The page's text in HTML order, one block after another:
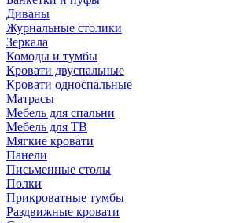
Диваны
Журнальные столики
Зеркала
Комоды и тумбы
Кровати двуспальные
Кровати односпальные
Матрасы
Мебель для спальни
Мебель для ТВ
Мягкие кровати
Панели
Письменные столы
Полки
Прикроватные тумбы
Раздвижные кровати